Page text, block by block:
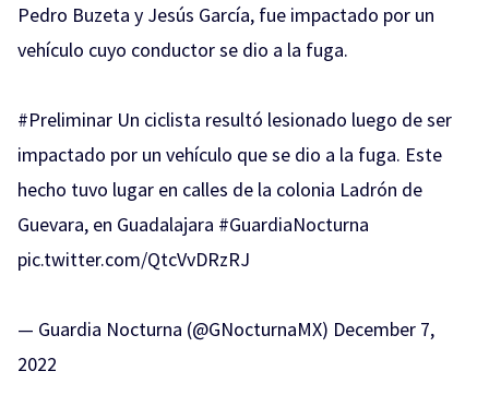
Pedro Buzeta y Jesús García, fue impactado por un
vehículo cuyo conductor se dio a la fuga.
#Preliminar Un ciclista resultó lesionado luego de ser
impactado por un vehículo que se dio a la fuga. Este
hecho tuvo lugar en calles de la colonia Ladrón de
Guevara, en Guadalajara #GuardiaNocturna
pic.twitter.com/QtcVvDRzRJ
— Guardia Nocturna (@GNocturnaMX) December 7,
2022